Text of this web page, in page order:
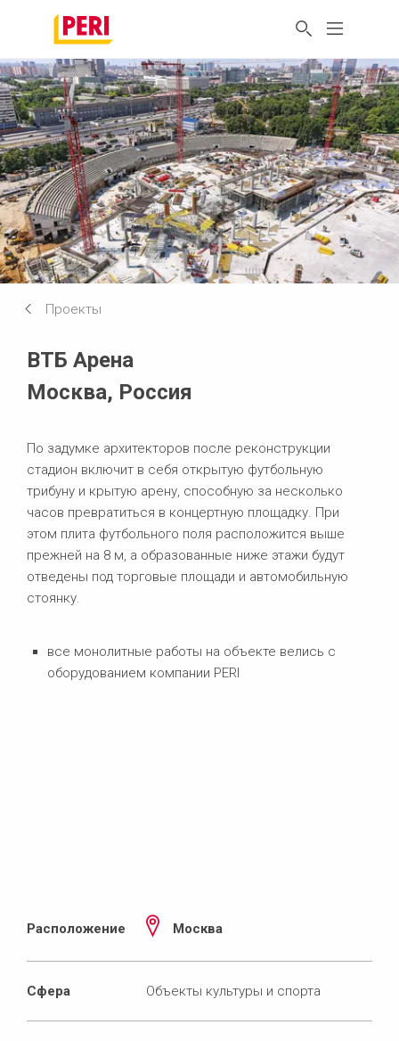
Проекты
ВТБ Арена
Москва, Россия
По задумке архитекторов после реконструкции
стадион включит в себя открытую футбольную
трибуну и крытую арену, способную за несколько
часов превратиться в концертную площадку. При
этом плита футбольного поля расположится выше
прежней на 8 м, а образованные ниже этажи будут
отведены под торговые площади и автомобильную
стоянку.
все монолитные работы на объекте велись с
оборудованием компании PERI
Расположение Москва
Сфера Объекты культуры и спорта